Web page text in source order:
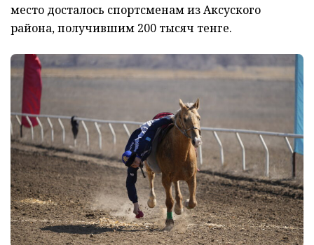
место досталось спортсменам из Аксуского
района, получившим 200 тысяч тенге.